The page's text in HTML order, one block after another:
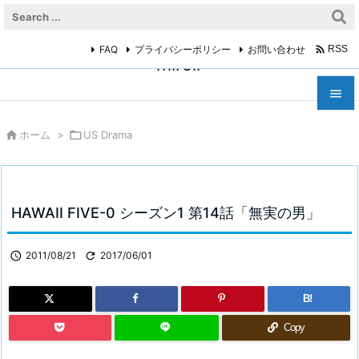
miroir



FAQ プライバシーポリシー お問い合わせ  RSS
 ホーム > US Drama
HAWAII FIVE-0 シーズン1 第14話「無実の男」
 2011/08/21  2017/06/01
B!
Copy